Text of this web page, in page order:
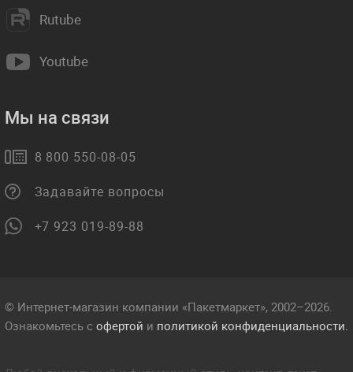
Rutube
Youtube
Мы на связи
8 800 550-08-05
Задавайте вопросы
+7 923 019-89-88
© Интернет-магазин компании «Пакетмаркет», 2002–2026.
Ознакомьтесь с офертой и политикой конфиденциальности.